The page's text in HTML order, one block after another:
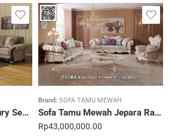
Sofa Tamu Jepara Luxury Sentuhan Mewah Rumahmu 20STC
Brand: SOFA TAMU MEWAH
Sofa Tamu Mewah Jepara Ravienna Luxe Gold 21STC
Rp43,000,000.00